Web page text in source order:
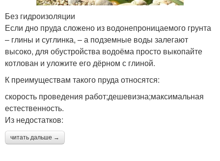
Без гидроизоляции
Если дно пруда сложено из водонепроницаемого грунта
– глины и суглинка, – а подземные воды залегают
высоко, для обустройства водоёма просто выкопайте
котлован и уложите его дёрном с глиной.
К преимуществам такого пруда относятся:
скорость проведения работ;дешевизна;максимальная
естественность.
Из недостатков:
читать дальше →